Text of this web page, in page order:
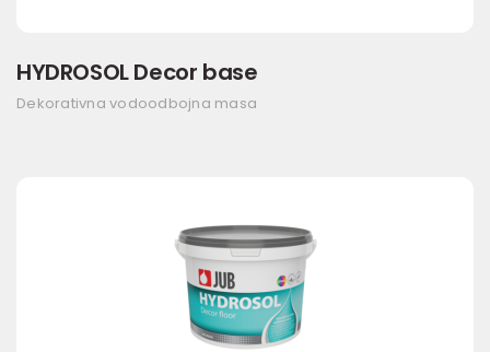
HYDROSOL Decor base
Dekorativna vodoodbojna masa